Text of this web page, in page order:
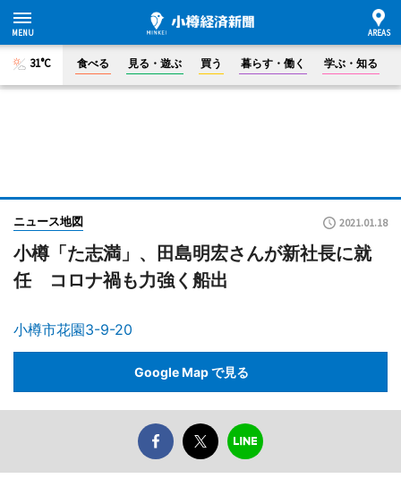
31°C 食べる 見る・遊ぶ 買う 暮らす・働く 学ぶ・知る
ニュース地図 2021.01.18
小樽「た志満」、田島明宏さんが新社長に就
任 コロナ禍も力強く船出
小樽市花園3-9-20
Google Map で見る